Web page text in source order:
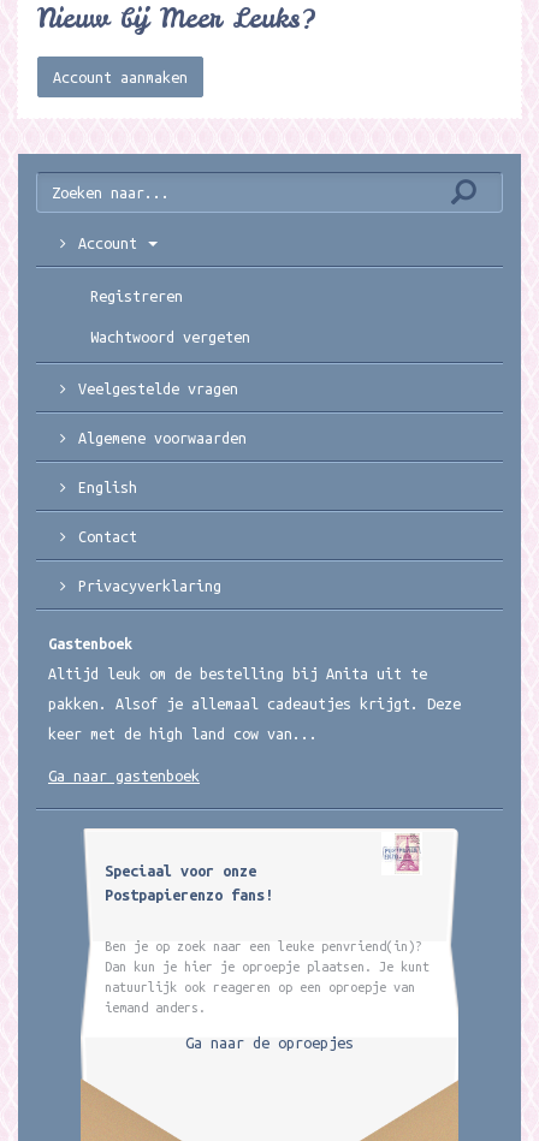
Nieuw bij Meer Leuks?
Account aanmaken
Account
Registreren
Wachtwoord vergeten
Veelgestelde vragen
Algemene voorwaarden
English
Contact
Privacyverklaring
Gastenboek
Altijd leuk om de bestelling bij Anita uit te
pakken. Alsof je allemaal cadeautjes krijgt. Deze
keer met de high land cow van...
Ga naar gastenboek
Speciaal voor onze
Postpapierenzo fans!
Ben je op zoek naar een leuke penvriend(in)?
Dan kun je hier je oproepje plaatsen. Je kunt
natuurlijk ook reageren op een oproepje van
iemand anders.
Ga naar de oproepjes